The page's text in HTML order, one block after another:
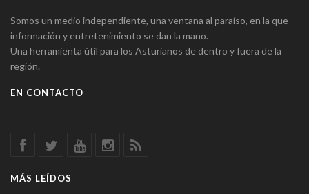
Somos un medio independiente, una ventana al paraíso, en la que
información y entretenimiento se dan la mano.
Una herramienta útil para los Asturianos de dentro y fuera de la
región.
EN CONTACTO
MÁS LEÍDOS